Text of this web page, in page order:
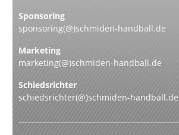
Sponsoring
sponsoring(@)schmiden-handball.de
Marketing
marketing(@)schmiden-handball.de
Schiedsrichter
schiedsrichter(@)schmiden-handball.de